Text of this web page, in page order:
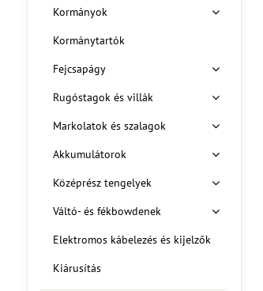
Kormányok
Kormánytartók
Fejcsapágy
Rugóstagok és villák
Markolatok és szalagok
Akkumulátorok
Középrész tengelyek
Váltó- és fékbowdenek
Elektromos kábelezés és kijelzők
Kiárusítás